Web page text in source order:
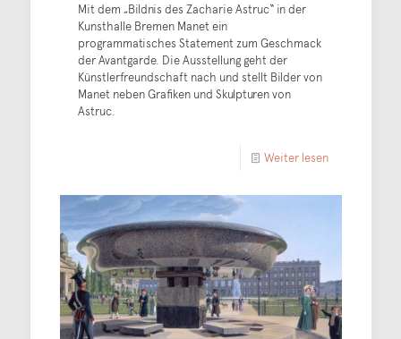
Mit dem „Bildnis des Zacharie Astruc“ in der
Kunsthalle Bremen Manet ein
programmatisches Statement zum Geschmack
der Avantgarde. Die Ausstellung geht der
Künstlerfreundschaft nach und stellt Bilder von
Manet neben Grafiken und Skulpturen von
Astruc.
Weiter lesen